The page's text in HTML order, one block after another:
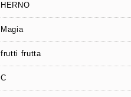
HERNO
Magia
frutti frutta
C